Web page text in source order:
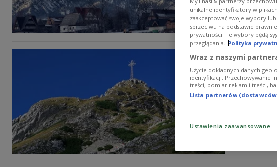
W
Marta
unikalne identyfikatory w
zaakceptować swoje wybory
sprzeciwu na podstawie
prywatności. Te wybory będą
przeglądania. Polityka
Wraz z naszymi
Użycie dokładnych danych
identyfikacji. Przechowywanie
treści, pomiar reklam i treści,
Lista partnerów
Ustawienia zaawansowane